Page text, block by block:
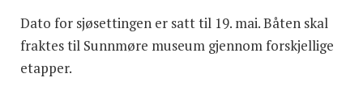
Dato for sjøsettingen er satt til 19. mai. Båten skal
fraktes til Sunnmøre museum gjennom forskjellige
etapper.